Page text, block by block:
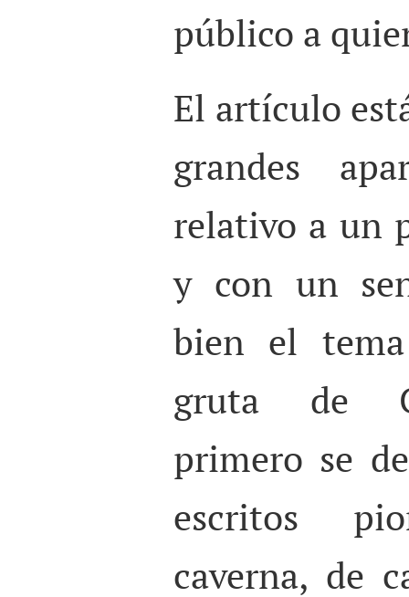
público a
El artículo
grandes
relativo a un
y con un
bien el
gruta de
primero se
escritos
caverna, de